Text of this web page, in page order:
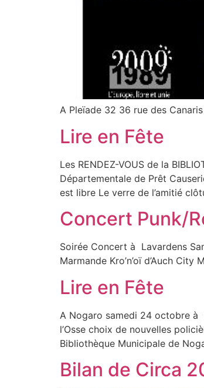
A Pleïade 32 36 rue des
Lire en Fête
Les RENDEZ-VOUS de la
Départementale de Prêt
est libre Le verre de l’amitié
Concert Punk/
Soirée Concert à Lavardens
Marmande Kro’n’oï d’Auch
Lire en Fête
A Nogaro samedi 24 octobre à
l’Osse choix de nouvelles
Bibliothèque Municipale de
Bilan de Circa